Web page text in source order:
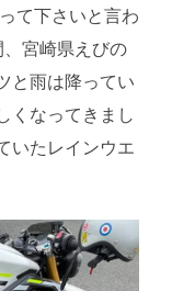
て下さいと言わ
宮崎県えびの
と雨は降ってい
くなってきまし
いたレインウエ